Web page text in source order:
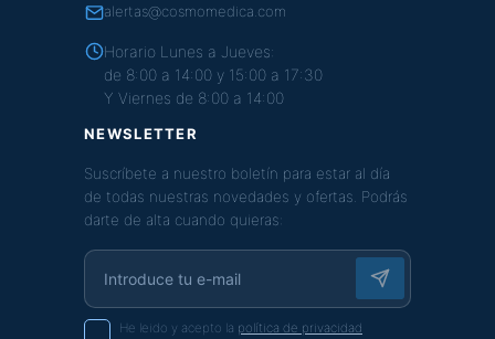
alertas@cosmomedica.com
Horario Lunes a Jueves:
de 8:00 a 14:00 y 15:00 a 17:30
Y Viernes de 8:00 a 14:00
NEWSLETTER
Suscríbete a nuestro boletín para estar al día
de todas nuestras novedades y ofertas. Podrás
darte de alta cuando quieras:
He leido y acepto la política de privacidad